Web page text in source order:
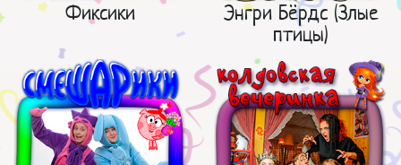
Фиксики
Энгри Бёрдс (Злые
птицы)